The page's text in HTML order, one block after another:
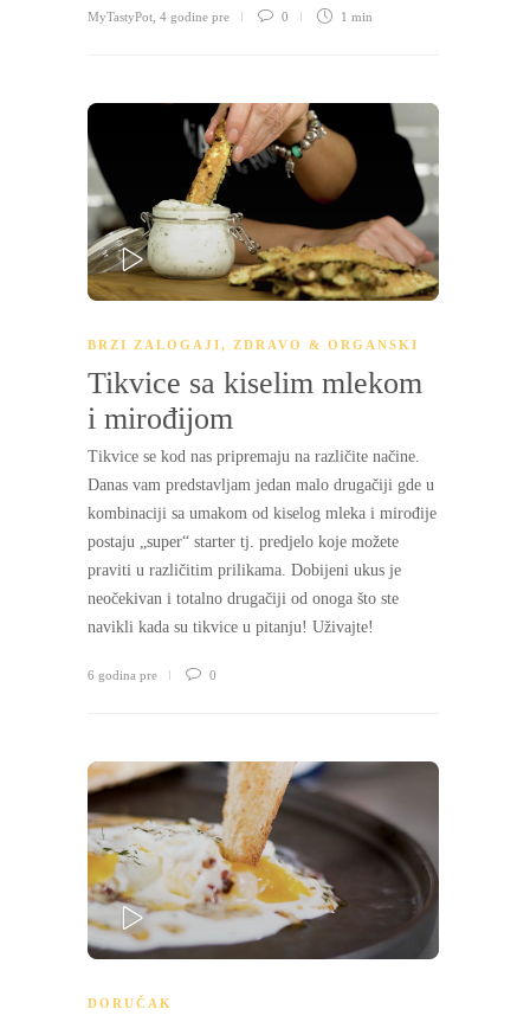
MyTastyPot 4 godine pre 0 1 min
PLAY
BRZI ZALOGAJI, ZDRAVO & ORGANSKI
Tikvice sa kiselim mlekom
i mirođijom
Tikvice se kod nas pripremaju na različite načine.
Danas vam predstavljam jedan malo drugačiji gde u
kombinaciji sa umakom od kiselog mleka i mirođije
postaju „super“ starter tj. predjelo koje možete
praviti u različitim prilikama. Dobijeni ukus je
neočekivan i totalno drugačiji od onoga što ste
navikli kada su tikvice u pitanju! Uživajte!
6 godina pre 0
PLAY
DORUČAK